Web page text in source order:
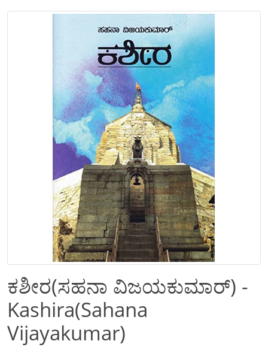
ಕಶೀರ(ಸಹನಾ ವಿಜಯಕುಮಾರ್) -
Kashira(Sahana
Vijayakumar)